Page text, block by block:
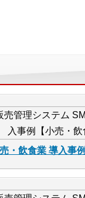
・飲食業 導入事例